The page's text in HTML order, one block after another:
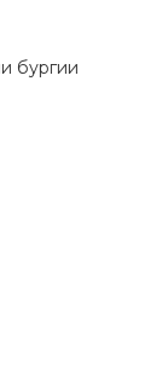
бургии